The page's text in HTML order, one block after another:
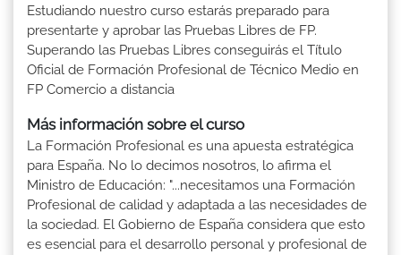
Estudiando nuestro curso estarás preparado para
presentarte y aprobar las Pruebas Libres de FP.
Superando las Pruebas Libres conseguirás el Título
Oficial de Formación Profesional de Técnico Medio en
FP Comercio a distancia
Más información sobre el curso
La Formación Profesional es una apuesta estratégica
para España. No lo decimos nosotros, lo afirma el
Ministro de Educación: "...necesitamos una Formación
Profesional de calidad y adaptada a las necesidades de
la sociedad. El Gobierno de España considera que esto
es esencial para el desarrollo personal y profesional de